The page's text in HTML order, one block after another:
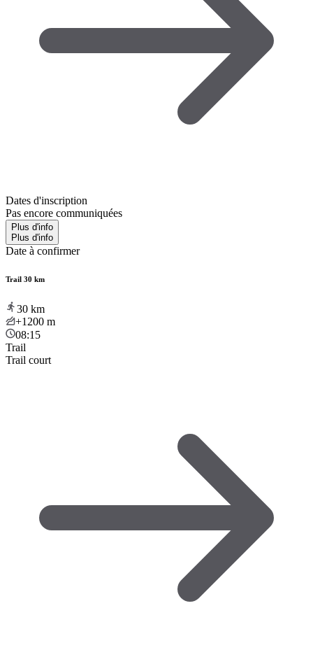
Dates d'inscription
Pas encore communiquées
Plus d'info
Plus d'info
Date à confirmer
Trail 30 km
30 km
+1200 m
08:15
Trail
Trail court